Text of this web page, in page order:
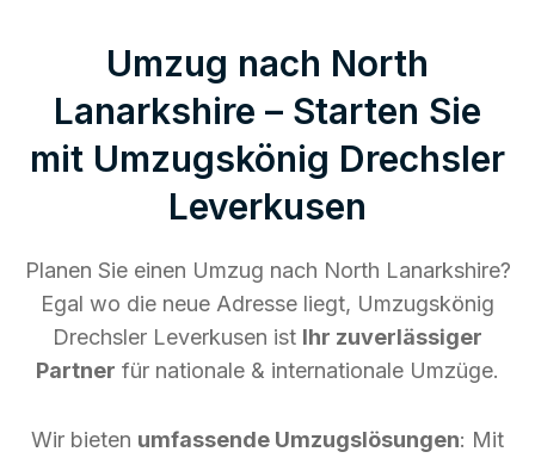
Umzug nach North
Lanarkshire – Starten Sie
mit Umzugskönig Drechsler
Leverkusen
Planen Sie einen Umzug nach North Lanarkshire?
Egal wo die neue Adresse liegt, Umzugskönig
Drechsler Leverkusen ist Ihr zuverlässiger
Partner für nationale & internationale Umzüge.
Wir bieten umfassende Umzugslösungen: Mit